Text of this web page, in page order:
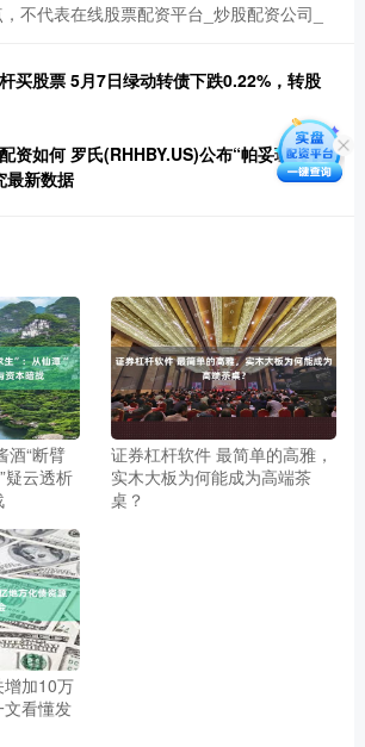
不代表在线股票配资平台_炒股配资公司_
买股票 5月7日绿动转债下跌0.22%，转股
资如何 罗氏(RHHBY.US)公布“帕妥珠单
新数据
酒“断臂
疑云透析
证券杠杆软件 最简单的高雅，
实木大板为何能成为高端茶
桌？
加10万
看懂发